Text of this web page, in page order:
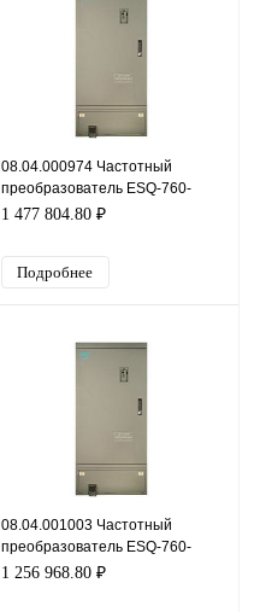
08.04.000974 Частотный
преобразователь ESQ-760-
4T5000G/5600P, 380В, 500кВт,
1 477 804.80 ₽
Подробнее
08.04.001003 Частотный
преобразователь ESQ-760-
4T4000G/4500P, 380В, 400кВт,
1 256 968.80 ₽